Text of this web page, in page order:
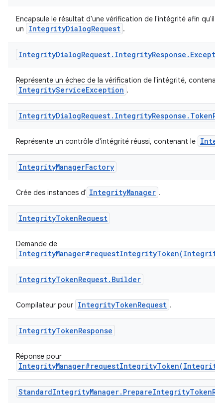
Encapsule le résultat d'une vérification de l'intégrité afin qu'il
un
IntegrityDialogRequest .
IntegrityDialogRequest. IntegrityResponse .
Représente un échec de la vérification de l'intégrité, contenant
IntegrityServiceException .
IntegrityDialogRequest. IntegrityResponse . Token
Représente un contrôle d'intégrité réussi, contenant le
IntegrityManagerFactory
Crée des instances d' IntegrityManager .
IntegrityTokenRequest
Demande de
IntegrityTokenRequest. Builder
Compilateur pour IntegrityTokenRequest .
IntegrityTokenResponse
Réponse pour
StandardIntegrityManager. PrepareIntegrityToken